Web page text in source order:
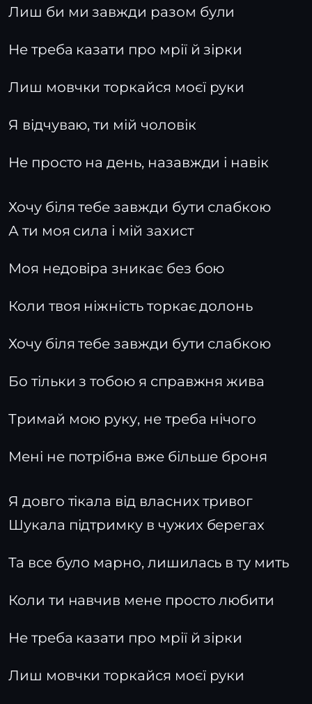
Лиш би ми завжди разом були
Не треба казати про мрії й зірки
Лиш мовчки торкайся моєї руки
Я відчуваю, ти мій чоловік
Не просто на день, назавжди і навік
Хочу біля тебе завжди бути слабкою
А ти моя сила і мій захист
Моя недовіра зникає без бою
Коли твоя ніжність торкає долонь
Хочу біля тебе завжди бути слабкою
Бо тільки з тобою я справжня жива
Тримай мою руку, не треба нічого
Мені не потрібна вже більше броня
Я довго тікала від власних тривог
Шукала підтримку в чужих берегах
Та все було марно, лишилась в ту мить
Коли ти навчив мене просто любити
Не треба казати про мрії й зірки
Лиш мовчки торкайся моєї руки